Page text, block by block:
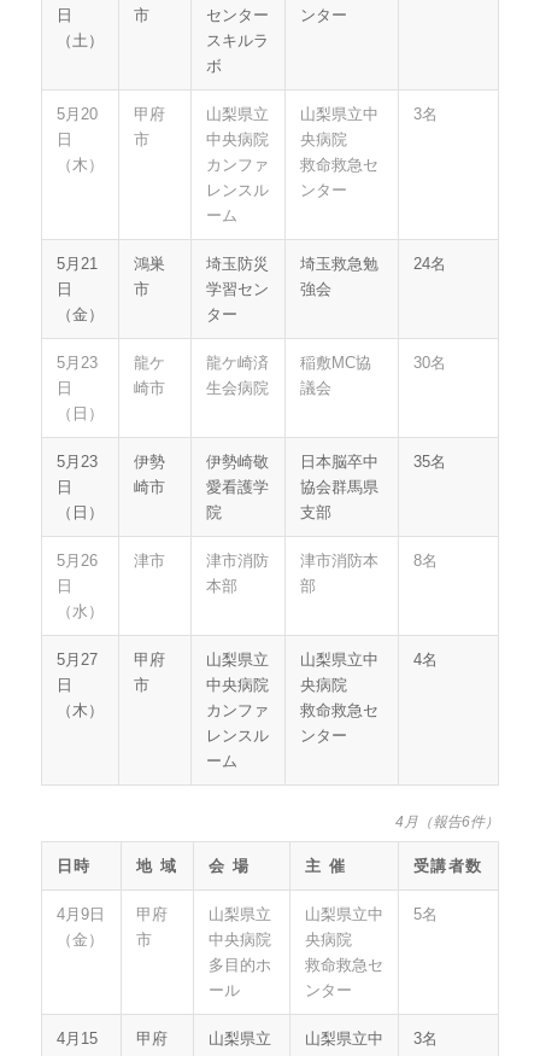
日
（土）
市
センター
スキルラ
ボ
ンター
5月20
日
（木）
甲府
市
山梨県立
中央病院
カンファ
レンスル
ーム
山梨県立中
央病院
救命救急セ
ンター
3名
5月21
日
（金）
鴻巣
市
埼玉防災
学習セン
ター
埼玉救急勉
強会
24名
5月23
日
（日）
龍ケ
崎市
龍ケ崎済
生会病院
稲敷MC協
議会
30名
5月23
日
（日）
伊勢
崎市
伊勢崎敬
愛看護学
院
日本脳卒中
協会群馬県
支部
35名
5月26
日
（水）
津市
津市消防
本部
津市消防本
部
8名
5月27
日
（木）
甲府
市
山梨県立
中央病院
カンファ
レンスル
ーム
山梨県立中
央病院
救命救急セ
ンター
4名
4月（報告6件）
日時 地 域 会 場 主 催 受講者数
4月9日
（金）
甲府
市
山梨県立
中央病院
多目的ホ
ール
山梨県立中
央病院
救命救急セ
ンター
5名
4月15
甲府
山梨県立
山梨県立中
3名